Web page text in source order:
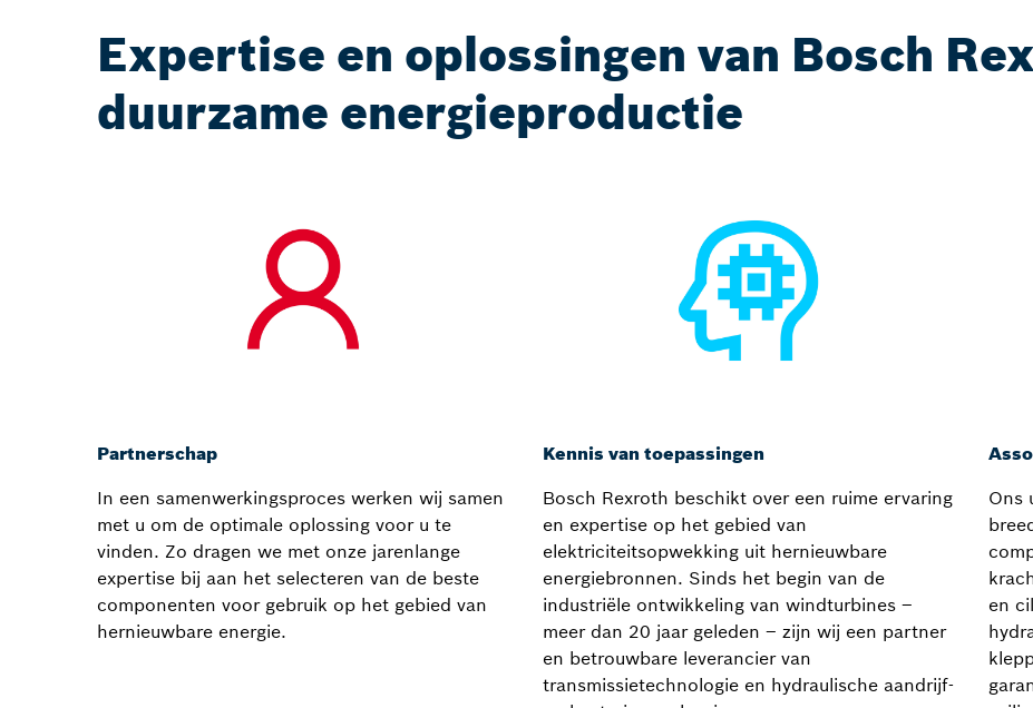
Expertise en oplossingen van Bosch
duurzame energieproductie
Partnerschap
In een samenwerkingsproces werken wij samen
met u om de optimale oplossing voor u te
vinden. Zo dragen we met onze jarenlange
expertise bij aan het selecteren van de beste
componenten voor gebruik op het gebied van
hernieuwbare energie.
Kennis van toepassingen
Bosch Rexroth beschikt over een ruime ervaring
en expertise op het gebied van
elektriciteitsopwekking uit hernieuwbare
energiebronnen. Sinds het begin van de
industriële ontwikkeling van windturbines –
meer dan 20 jaar geleden – zijn wij een partner
en betrouwbare leverancier van
transmissietechnologie en hydraulische aandrijf-
Ons
en